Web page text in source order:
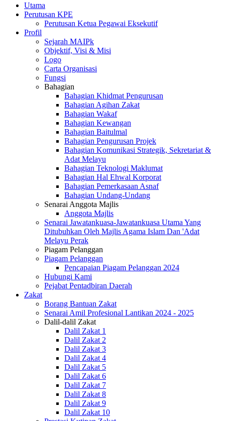
Utama
Perutusan KPE
Perutusan Ketua Pegawai Eksekutif
Profil
Sejarah MAIPk
Objektif, Visi & Misi
Logo
Carta Organisasi
Fungsi
Bahagian
Bahagian Khidmat Pengurusan
Bahagian Agihan Zakat
Bahagian Wakaf
Bahagian Kewangan
Bahagian Baitulmal
Bahagian Pengurusan Projek
Bahagian Komunikasi Strategik, Sekretariat &
Adat Melayu
Bahagian Teknologi Maklumat
Bahagian Hal Ehwal Korporat
Bahagian Pemerkasaan Asnaf
Bahagian Undang-Undang
Senarai Anggota Majlis
Anggota Majlis
Senarai Jawatankuasa-Jawatankuasa Utama Yang
Ditubuhkan Oleh Majlis Agama Islam Dan 'Adat
Melayu Perak
Piagam Pelanggan
Piagam Pelanggan
Pencapaian Piagam Pelanggan 2024
Hubungi Kami
Pejabat Pentadbiran Daerah
Zakat
Borang Bantuan Zakat
Senarai Amil Profesional Lantikan 2024 - 2025
Dalil-dalil Zakat
Dalil Zakat 1
Dalil Zakat 2
Dalil Zakat 3
Dalil Zakat 4
Dalil Zakat 5
Dalil Zakat 6
Dalil Zakat 7
Dalil Zakat 8
Dalil Zakat 9
Dalil Zakat 10